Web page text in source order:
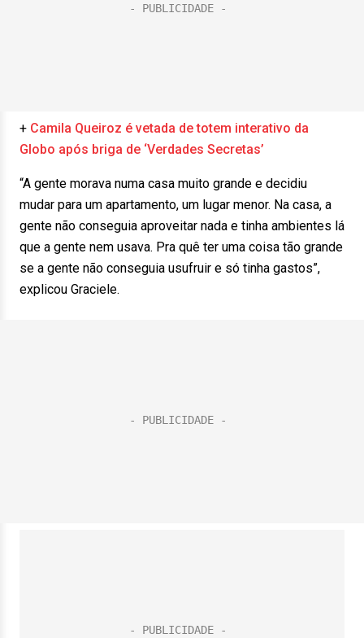
+ Camila Queiroz é vetada de totem interativo da
Globo após briga de ‘Verdades Secretas’
“A gente morava numa casa muito grande e decidiu
mudar para um apartamento, um lugar menor. Na casa, a
gente não conseguia aproveitar nada e tinha ambientes lá
que a gente nem usava. Pra quê ter uma coisa tão grande
se a gente não conseguia usufruir e só tinha gastos”,
explicou Graciele.